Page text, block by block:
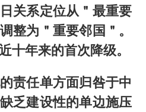
关系定位从＂最重要
整为＂重要邻国＂。
十年来的首次降级。
责任单方面归咎于中
乏建设性的单边施压